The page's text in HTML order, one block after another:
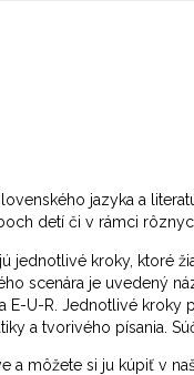
jazyka a
detí či v rámci
jednotlivé kroky, ktoré
scenára je uvedený
U-R. Jednotlivé kroky
a tvorivého písania.
a môžete si ju kúpiť v